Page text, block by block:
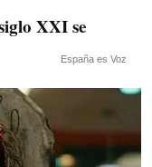
XXI se
España es Voz